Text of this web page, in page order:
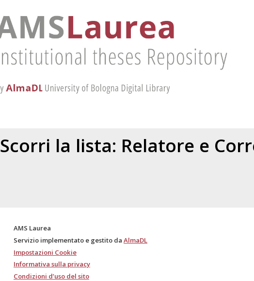
Scorri la lista: Relatore e
AMS Laurea
Servizio implementato e gestito da AlmaDL
Impostazioni Cookie
Informativa sulla privacy
Condizioni d’uso del sito